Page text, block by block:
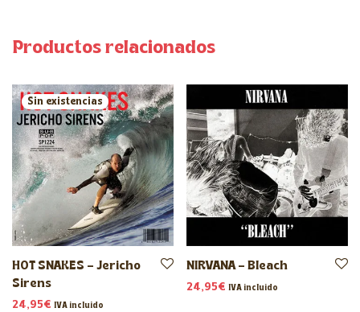
Productos relacionados
HOT SNAKES – Jericho
Sirens
24,95€ IVA incluido
NIRVANA – Bleach
24,95€ IVA incluido